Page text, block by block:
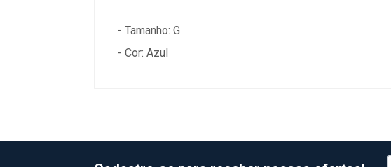
- Tamanho: G
- Cor: Azul